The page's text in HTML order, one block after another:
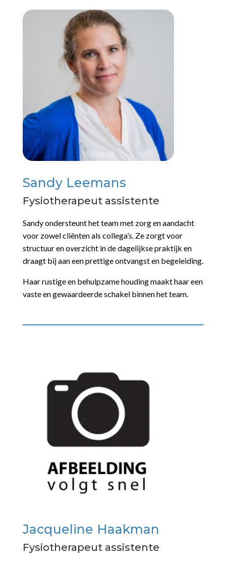
Sandy Leemans
Fysiotherapeut assistente
Sandy ondersteunt het team met zorg en aandacht
voor zowel cliënten als collega’s. Ze zorgt voor
structuur en overzicht in de dagelijkse praktijk en
draagt bij aan een prettige ontvangst en begeleiding.
Haar rustige en behulpzame houding maakt haar een
vaste en gewaardeerde schakel binnen het team.
Jacqueline Haakman
Fysiotherapeut assistente